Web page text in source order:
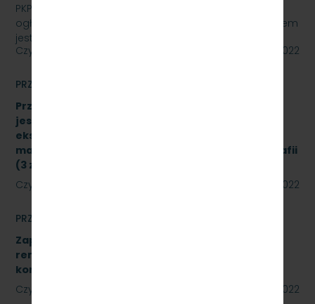
PKP SZYBKA KOLEJ MIEJSKA W TRÓJMIEŚCIE Sp. z o.o.
ogłasza przetarg nieograniczony, którego przedmiotem
jest zakup i sukcesywne dostawy naturalnej wody…
Czytaj dalej
29 czerwca 2022
PRZETARGI
Przetarg nieograniczony, którego przedmiotem
jest sukcesywna dostawa materiałów
eksploatacyjnych do urządzeń drukujących,
materiałów biurowych oraz materiałów do poligrafii
(3 zadania) znak sprawy: SKMMU.086.34.22
Czytaj dalej
23 czerwca 2022
PRZETARGI
Zapytanie ofertowe na wykonanie prac
remontowych polegających na wykonaniu Sali
konferencyjnej w systemie ALU.
Czytaj dalej
22 czerwca 2022